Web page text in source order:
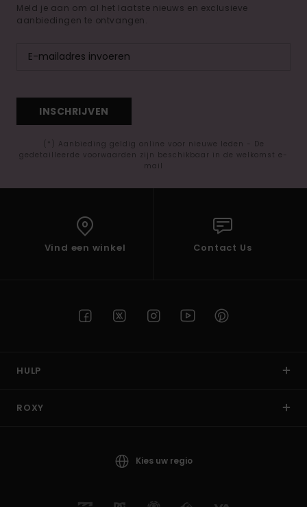
Meld je aan om al het laatste nieuws en exclusieve
aanbiedingen te ontvangen.
INSCHRIJVEN
(*) Aanbieding geldig online voor nieuwe leden - De
gedetailleerde voorwaarden zijn beschikbaar in de welkomst e-
mail
Vind een winkel Contact Us
HULP
ROXY
Kies uw regio